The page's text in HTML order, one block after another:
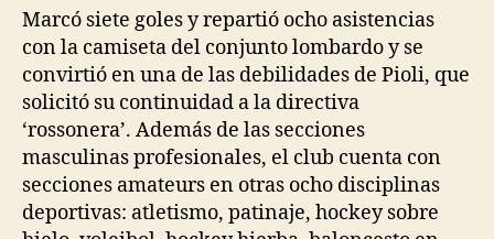
entrada
entrada
Marcó siete goles y repartió ocho asistencias
con la camiseta del conjunto lombardo y se
convirtió en una de las debilidades de Pioli, que
solicitó su continuidad a la directiva
‘rossonera’. Además de las secciones
masculinas profesionales, el club cuenta con
secciones amateurs en otras ocho disciplinas
deportivas: atletismo, patinaje, hockey sobre